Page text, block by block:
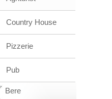
Country House
Pizzerie
Pub
Bere